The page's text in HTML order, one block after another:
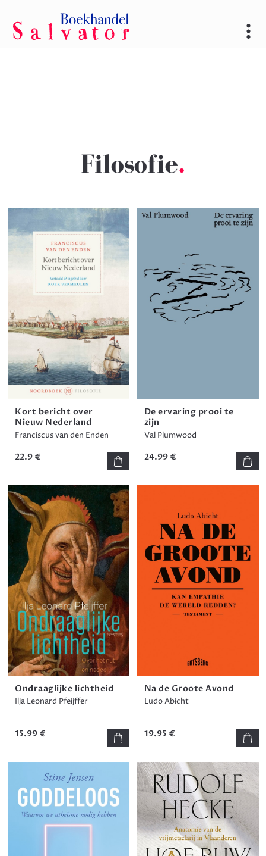
Filosofie
Kort bericht over
Nieuw Nederland
Franciscus van den Enden
22.9 €
De ervaring prooi te
zijn
Val Plumwood
24.99 €
Ondraaglijke lichtheid
Ilja Leonard Pfeijffer
15.99 €
Na de Groote Avond
Ludo Abicht
19.95 €